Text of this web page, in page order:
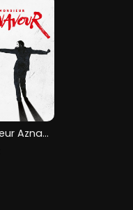
Monsieur Aznavour